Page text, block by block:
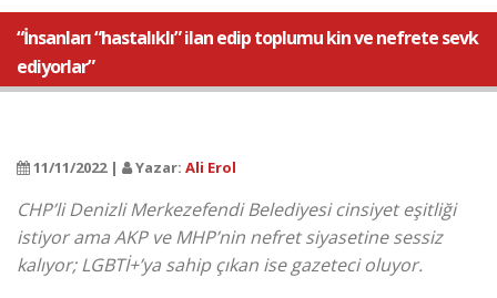
“İnsanları “hastalıklı” ilan edip toplumu kin ve nefrete sevk
ediyorlar”
11/11/2022 | Yazar: Ali Erol
CHP’li Denizli Merkezefendi Belediyesi cinsiyet eşitliği
istiyor ama AKP ve MHP’nin nefret siyasetine sessiz
kalıyor; LGBTİ+’ya sahip çıkan ise gazeteci oluyor.